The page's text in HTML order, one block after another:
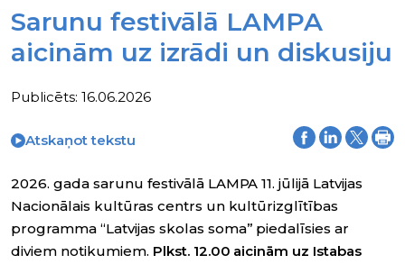
Sarunu festivālā LAMPA
aicinām uz izrādi un diskusiju
Publicēts: 16.06.2026
Atskaņot tekstu
2026. gada sarunu festivālā LAMPA 11. jūlijā Latvijas
Nacionālais kultūras centrs un kultūrizglītības
programma “Latvijas skolas soma” piedalīsies ar
diviem notikumiem. Plkst. 12.00 aicinām uz Istabas